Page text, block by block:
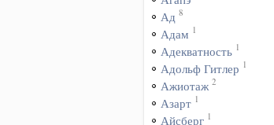
Ад 8
Адам 1
Адекватность 1
Адольф Гитлер 1
Ажиотаж 2
Азарт 1
Айсберг 1